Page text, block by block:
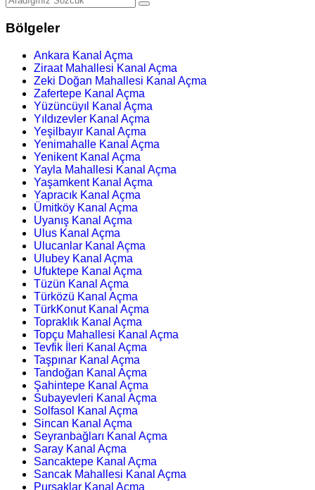
Bölgeler
Ankara Kanal Açma
Ziraat Mahallesi Kanal Açma
Zeki Doğan Mahallesi Kanal Açma
Zafertepe Kanal Açma
Yüzüncüyıl Kanal Açma
Yıldızevler Kanal Açma
Yeşilbayır Kanal Açma
Yenimahalle Kanal Açma
Yenikent Kanal Açma
Yayla Mahallesi Kanal Açma
Yaşamkent Kanal Açma
Yapracık Kanal Açma
Ümitköy Kanal Açma
Uyanış Kanal Açma
Ulus Kanal Açma
Ulucanlar Kanal Açma
Ulubey Kanal Açma
Ufuktepe Kanal Açma
Tüzün Kanal Açma
Türközü Kanal Açma
TürkKonut Kanal Açma
Topraklık Kanal Açma
Topçu Mahallesi Kanal Açma
Tevfik İleri Kanal Açma
Taşpınar Kanal Açma
Tandoğan Kanal Açma
Şahintepe Kanal Açma
Subayevleri Kanal Açma
Solfasol Kanal Açma
Sincan Kanal Açma
Seyranbağları Kanal Açma
Saray Kanal Açma
Sancaktepe Kanal Açma
Sancak Mahallesi Kanal Açma
Pursaklar Kanal Açma